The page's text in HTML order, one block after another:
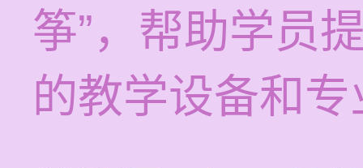
筝”，帮助学员
的教学设备和